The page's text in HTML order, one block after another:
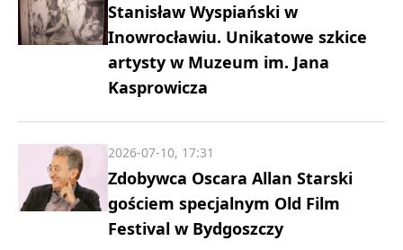
Stanisław Wyspiański w
Inowrocławiu. Unikatowe szkice
artysty w Muzeum im. Jana
Kasprowicza
Zdobywca Oscara Allan Starski
gościem specjalnym Old Film
Festival w Bydgoszczy
2026-07-10, 17:31